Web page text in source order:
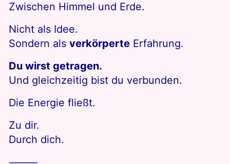
Zwischen Himmel und Erde.
Nicht als Idee.
Sondern als verkörperte Erfahrung.
Du wirst getragen.
Und gleichzeitig bist du verbunden.
Die Energie fließt.
Zu dir.
Durch dich.